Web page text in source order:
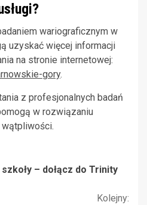
wariograficznym w
uzyskać więcej informacji
na stronie internetowej:
gory.
z profesjonalnych badań
w rozwiązaniu
– dołącz do Trinity
Kolejny: